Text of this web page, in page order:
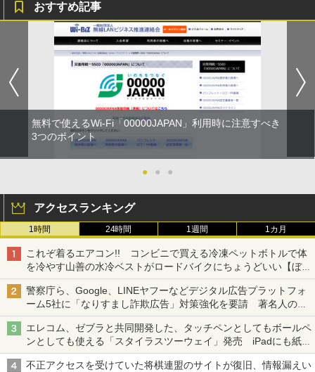
おすすめ記事
無料で使えるWi-Fi「00000JAPAN」利用時に注意すべき
3つのポイント
● ● ●
アクセスランキング
1時間 24時間 1週間 1カ月
これぞ着るエアコン!! コンビニで買える冷凍ペットボトルで体
を冷やす山善の水冷ベストがロードバイクにちょうどいい【ぼっ
ち・ざ・ろーど！その14】【空いた時間でなにしてる？】
警察庁ら、Google、LINEヤフーなどデジタル広告プラットフォ
ーム5社に「なりすまし詐欺広告」対策強化を要請 著名人の写
真や映像を使った投資詐欺などへの対策として
エレコム、ゼブラと共同開発した、タッチペンとしてもボールペ
ンとしても使える「スタイラスツーウェイ」発売 iPadにも紙に
も、持ち替えずに書き込める
不正アクセスを受けていた将棋連盟のサイトが復旧、情報漏えい